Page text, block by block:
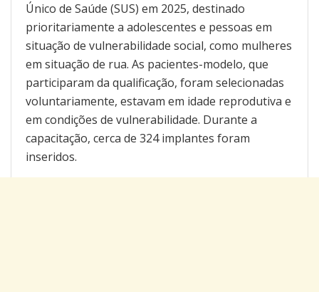
Único de Saúde (SUS) em 2025, destinado
prioritariamente a adolescentes e pessoas em
situação de vulnerabilidade social, como mulheres
em situação de rua. As pacientes-modelo, que
participaram da qualificação, foram selecionadas
voluntariamente, estavam em idade reprodutiva e
em condições de vulnerabilidade. Durante a
capacitação, cerca de 324 implantes foram
inseridos.